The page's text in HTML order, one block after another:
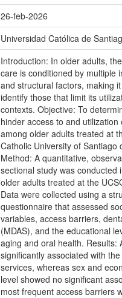
26-feb-2026
Universidad Católica de
Introduction: In older adults,
care is conditioned by multiple
and structural factors, making
identify those that limit its
contexts. Objective: To
hinder access to and
among older adults treated at
Catholic University of Santiago
Method: A quantitative,
sectional study was conducted
older adults treated at the
Data were collected using a
questionnaire that assessed
variables, access barriers,
(MDAS), and the educational
aging and oral health. Results:
significantly associated with
services, whereas sex and
level showed no significant
most frequent access barriers